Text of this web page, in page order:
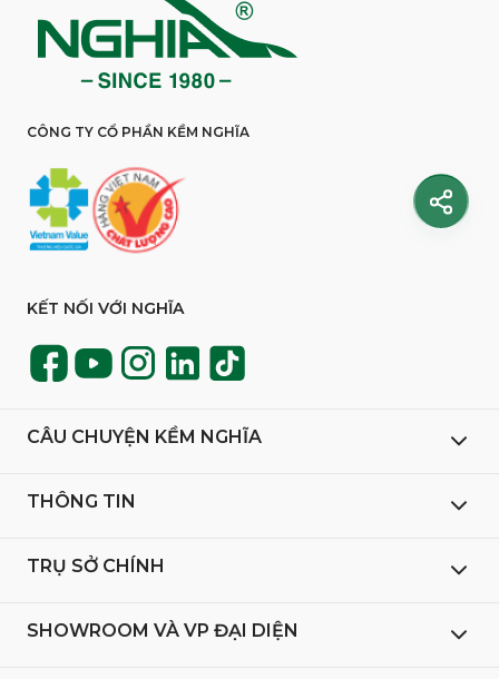
CÔNG TY CỔ PHẦN KỀM NGHĨA
KẾT NỐI VỚI NGHĨA
CÂU CHUYỆN KỀM NGHĨA
THÔNG TIN
TRỤ SỞ CHÍNH
SHOWROOM VÀ VP ĐẠI DIỆN